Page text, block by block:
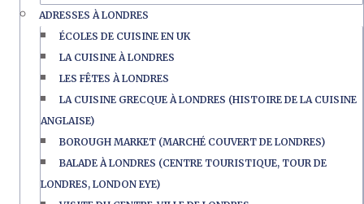
ADRESSES À LONDRES
ÉCOLES DE CUISINE EN UK
LA CUISINE À LONDRES
LES FÊTES À LONDRES
LA CUISINE GRECQUE À LONDRES (HISTOIRE DE LA CUISINE
ANGLAISE)
BOROUGH MARKET (MARCHÉ COUVERT DE LONDRES)
BALADE À LONDRES (CENTRE TOURISTIQUE, TOUR DE
LONDRES, LONDON EYE)